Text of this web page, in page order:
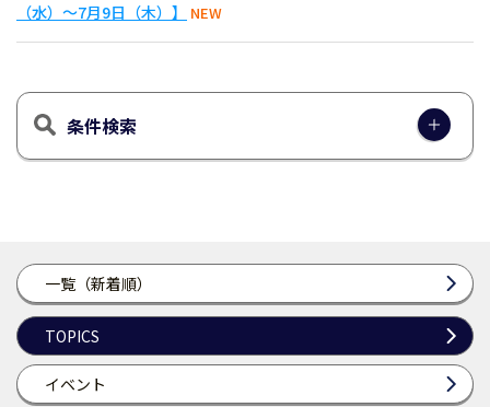
一覧（新着順）
TOPICS
イベント
（水）～7月9日（木）】
NEW
条件検索